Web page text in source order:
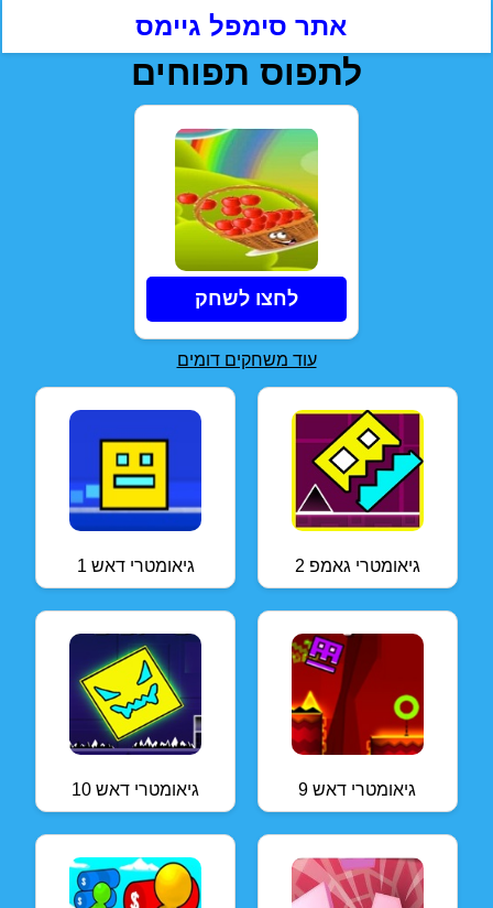
אתר סימפל גיימס
לתפוס תפוחים
לחצו לשחק
עוד משחקים דומים
גיאומטרי דאש 1 גיאומטרי גאמפ 2
גיאומטרי דאש 10 גיאומטרי דאש 9